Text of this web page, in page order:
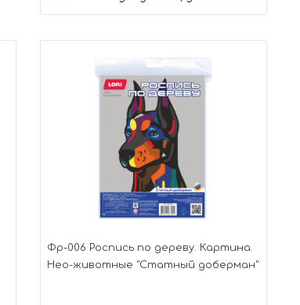
Фр-006 Роспись по дереву. Картина.
Нео-животные "Статный доберман"